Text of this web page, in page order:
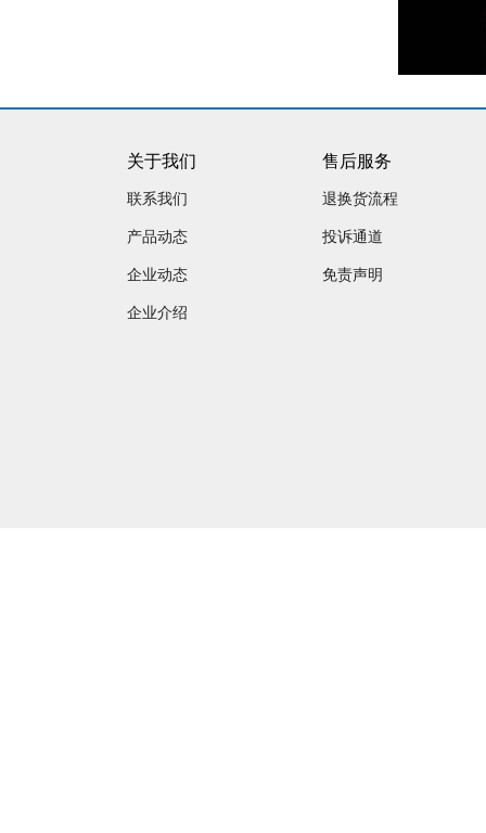
关于我们
联系我们
产品动态
企业动态
企业介绍
售后服务
退换货流程
投诉通道
免责声明